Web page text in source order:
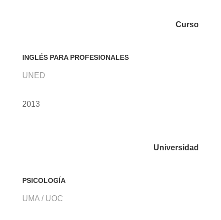
Curso
INGLÉS PARA PROFESIONALES
UNED
2013
Universidad
PSICOLOGÍA
UMA / UOC